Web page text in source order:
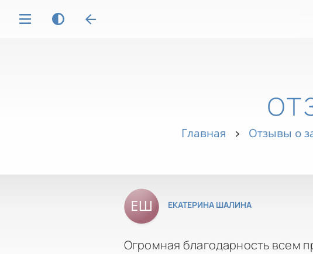
Главная Отзывы о
ЕКАТЕРИНА ШАЛИНА
Огромная благодарность всем